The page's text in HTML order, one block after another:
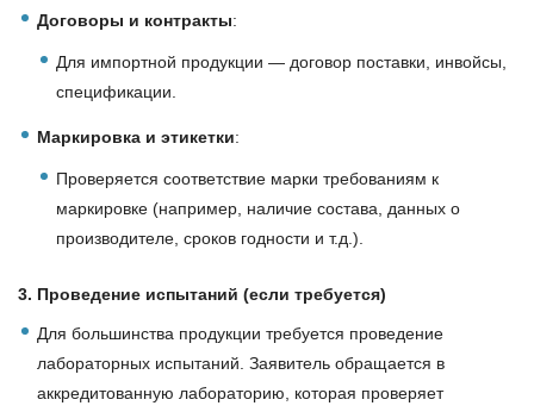
Договоры и контракты:
Для импортной продукции — договор поставки, инвойсы,
спецификации.
Маркировка и этикетки:
Проверяется соответствие марки требованиям к
маркировке (например, наличие состава, данных о
производителе, сроков годности и т.д.).
3. Проведение испытаний (если требуется)
Для большинства продукции требуется проведение
лабораторных испытаний. Заявитель обращается в
аккредитованную лабораторию, которая проверяет